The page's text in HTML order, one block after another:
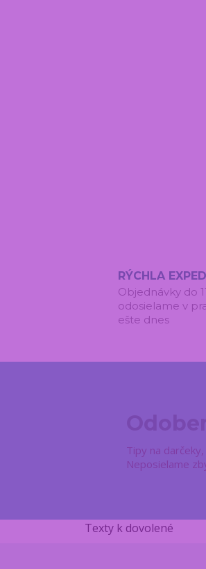
RÝCHLA
Objednávky do
odosielame v
ešte dnes
Tipy na
Neposielame
Texty k dovolené